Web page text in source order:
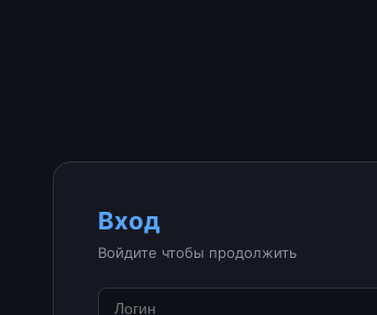
Вход
Войдите чтобы продолжить